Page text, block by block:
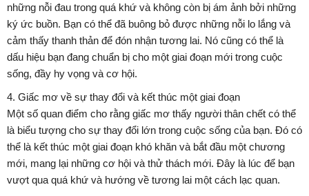
những nỗi đau trong quá khứ và không còn bị ám ảnh bởi những
ký ức buồn. Bạn có thể đã buông bỏ được những nỗi lo lắng và
cảm thấy thanh thản để đón nhận tương lai. Nó cũng có thể là
dấu hiệu bạn đang chuẩn bị cho một giai đoạn mới trong cuộc
sống, đầy hy vọng và cơ hội.
4. Giấc mơ về sự thay đổi và kết thúc một giai đoạn
Một số quan điểm cho rằng giấc mơ thấy người thân chết có thể
là biểu tượng cho sự thay đổi lớn trong cuộc sống của bạn. Đó có
thể là kết thúc một giai đoạn khó khăn và bắt đầu một chương
mới, mang lại những cơ hội và thử thách mới. Đây là lúc để bạn
vượt qua quá khứ và hướng về tương lai một cách lạc quan.